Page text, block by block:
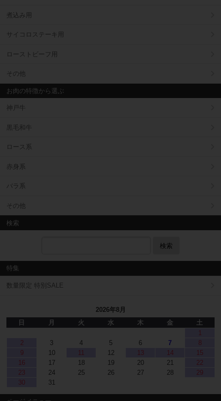
煮込み用
サイコロステーキ用
ローストビーフ用
その他
お肉の特徴から選ぶ
神戸牛
黒毛和牛
ロース系
赤身系
バラ系
その他
検索
検索
特集
数量限定 特別SALE
2026年8月
日
月 火 水 木 金
土
1
2
3 4 5 6 7
8
9
10 11 12 13 14
15
16
17 18 19 20 21
22
23
24 25 26 27 28
29
30
31